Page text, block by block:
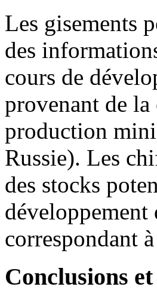
Les gisements
des
cours de
provenant de
production
Russie). Les
des stocks
correspondant
Conclusions